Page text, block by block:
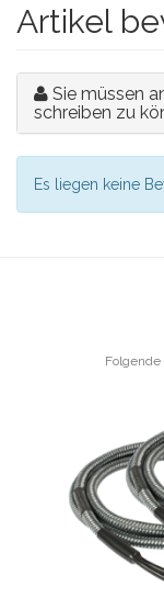
Artikel
Sie müssen
schreiben zu
Es liegen keine